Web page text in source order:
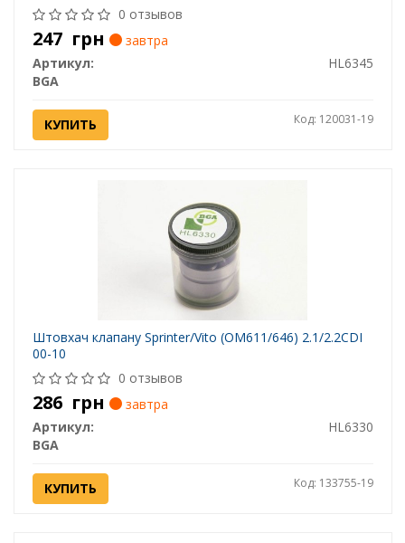
0 отзывов
247 грн
завтра
Артикул:
HL6345
BGA
КУПИТЬ Код: 120031-19
Штовхач клапану Sprinter/Vito (OM611/646) 2.1/2.2CDI
00-10
0 отзывов
286 грн
завтра
Артикул:
HL6330
BGA
КУПИТЬ Код: 133755-19